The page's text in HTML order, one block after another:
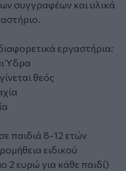
συγγραφέων και υλικά
εργαστήρια:
Ύδρα
θεός
παιδιά 8-12 ετών
ειδικού
2 ευρώ για κάθε παιδί)